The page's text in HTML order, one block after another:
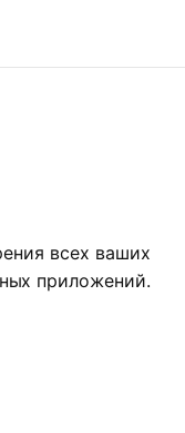
всех ваших
приложений.